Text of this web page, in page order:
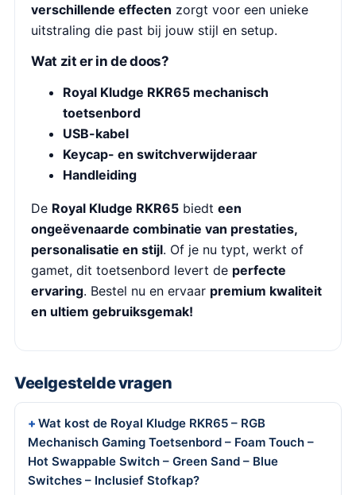
verschillende effecten zorgt voor een unieke
uitstraling die past bij jouw stijl en setup.
Wat zit er in de doos?
Royal Kludge RKR65 mechanisch
toetsenbord
USB-kabel
Keycap- en switchverwijderaar
Handleiding
De Royal Kludge RKR65 biedt een
ongeëvenaarde combinatie van prestaties,
personalisatie en stijl. Of je nu typt, werkt of
gamet, dit toetsenbord levert de perfecte
ervaring. Bestel nu en ervaar premium kwaliteit
en ultiem gebruiksgemak!
Veelgestelde vragen
Wat kost de Royal Kludge RKR65 – RGB
Mechanisch Gaming Toetsenbord – Foam Touch –
Hot Swappable Switch – Green Sand – Blue
Switches – Inclusief Stofkap?